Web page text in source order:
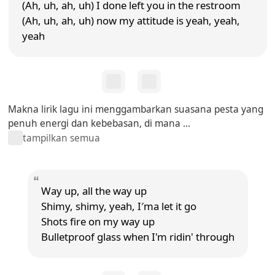
(Ah, uh, ah, uh) I done left you in the restroom
(Ah, uh, ah, uh) now my attitude is yeah, yeah,
yeah
Makna lirik lagu ini menggambarkan suasana pesta yang
penuh energi dan kebebasan, di mana ...
tampilkan semua
Way up, all the way up
Shimy, shimy, yeah, I′ma let it go
Shots fire on my way up
Bulletproof glass when I'm ridin' through